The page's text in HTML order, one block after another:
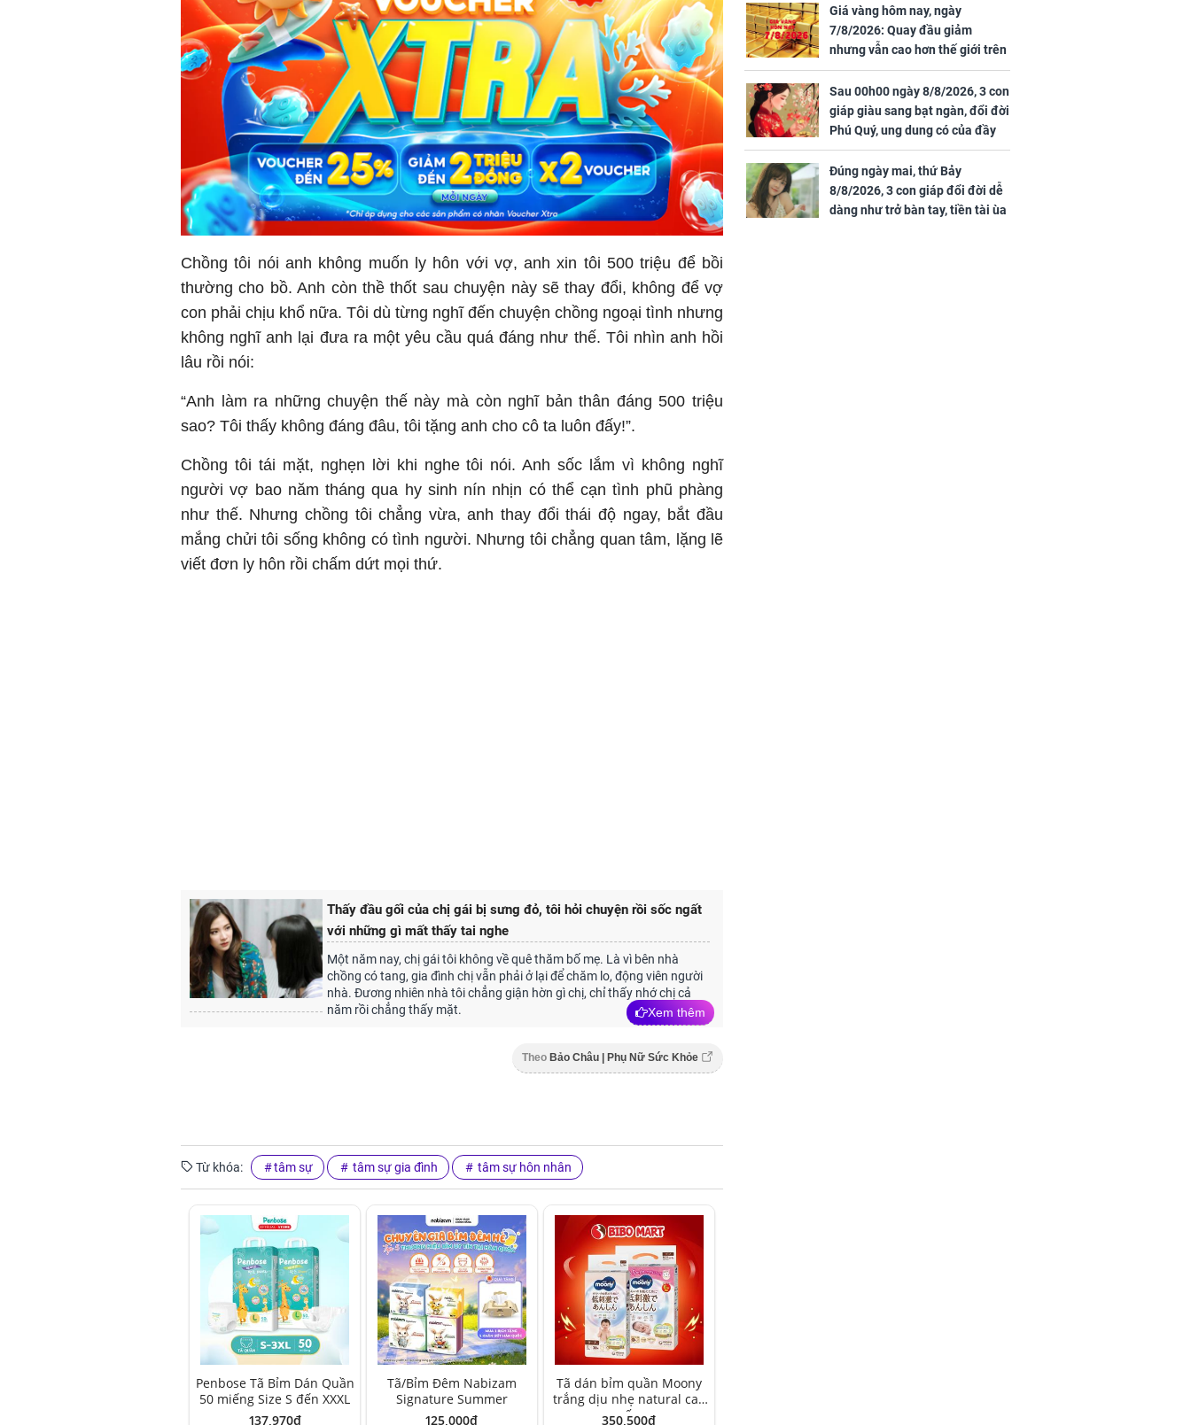
Chồng tôi nói anh không muốn ly hôn với vợ, anh xin tôi 500 triệu để bồi
thường cho bồ. Anh còn thề thốt sau chuyện này sẽ thay đổi, không để vợ
con phải chịu khổ nữa. Tôi dù từng nghĩ đến chuyện chồng ngoại tình nhưng
không nghĩ anh lại đưa ra một yêu cầu quá đáng như thế. Tôi nhìn anh hồi
lâu rồi nói:
“Anh làm ra những chuyện thế này mà còn nghĩ bản thân đáng 500 triệu
sao? Tôi thấy không đáng đâu, tôi tặng anh cho cô ta luôn đấy!”.
Chồng tôi tái mặt, nghẹn lời khi nghe tôi nói. Anh sốc lắm vì không nghĩ
người vợ bao năm tháng qua hy sinh nín nhịn có thể cạn tình phũ phàng
như thế. Nhưng chồng tôi chẳng vừa, anh thay đổi thái độ ngay, bắt đầu
mắng chửi tôi sống không có tình người. Nhưng tôi chẳng quan tâm, lặng lẽ
viết đơn ly hôn rồi chấm dứt mọi thứ.
Thấy đầu gối của chị gái bị sưng đỏ, tôi hỏi chuyện rồi sốc ngất
với những gì mất thấy tai nghe
Một năm nay, chị gái tôi không về quê thăm bố mẹ. Là vì bên nhà
chồng có tang, gia đình chị vẫn phải ở lại để chăm lo, động viên người
nhà. Đương nhiên nhà tôi chẳng giận hờn gì chị, chỉ thấy nhớ chị cả
năm rồi chẳng thấy mặt.
Xem thêm
Theo Bảo Châu | Phụ Nữ Sức Khỏe
Từ khóa: tâm sự tâm sự gia đình tâm sự hôn nhân
Penbose Tã Bỉm Dán Quần
50 miếng Size S đến XXXL
137,970đ
Tã/Bỉm Đêm Nabizam
Signature Summer
125,000đ
Tã dán bỉm quần Moony
trắng dịu nhẹ natural cao
cấp
350,500đ
tiền mất tật mang
Giá vàng hôm nay, ngày
7/8/2026: Quay đầu giảm
nhưng vẫn cao hơn thế giới trên
7 triệu đồng
Sau 00h00 ngày 8/8/2026, 3 con
giáp giàu sang bạt ngàn, đổi đời
Phú Quý, ung dung có của đầy
nhà, ngày càng hưng thịnh sung
túc
Đúng ngày mai, thứ Bảy
8/8/2026, 3 con giáp đổi đời dễ
dàng như trở bàn tay, tiền tài ùa